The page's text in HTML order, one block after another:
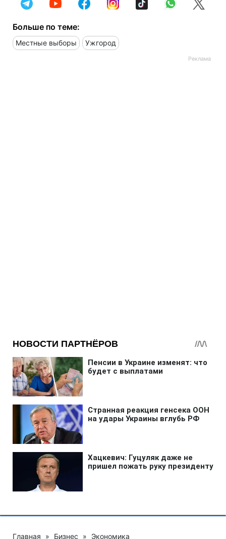
Больше по теме:
Местные выборы Ужгород
Главная » Бизнес » Экономика